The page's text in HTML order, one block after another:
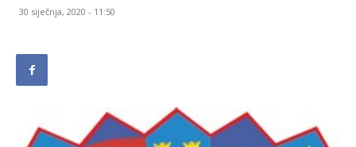
30 siječnja, 2020 - 11:50